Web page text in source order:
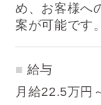
め、お客様へ
案が可能です。
給与
月給22.5万円